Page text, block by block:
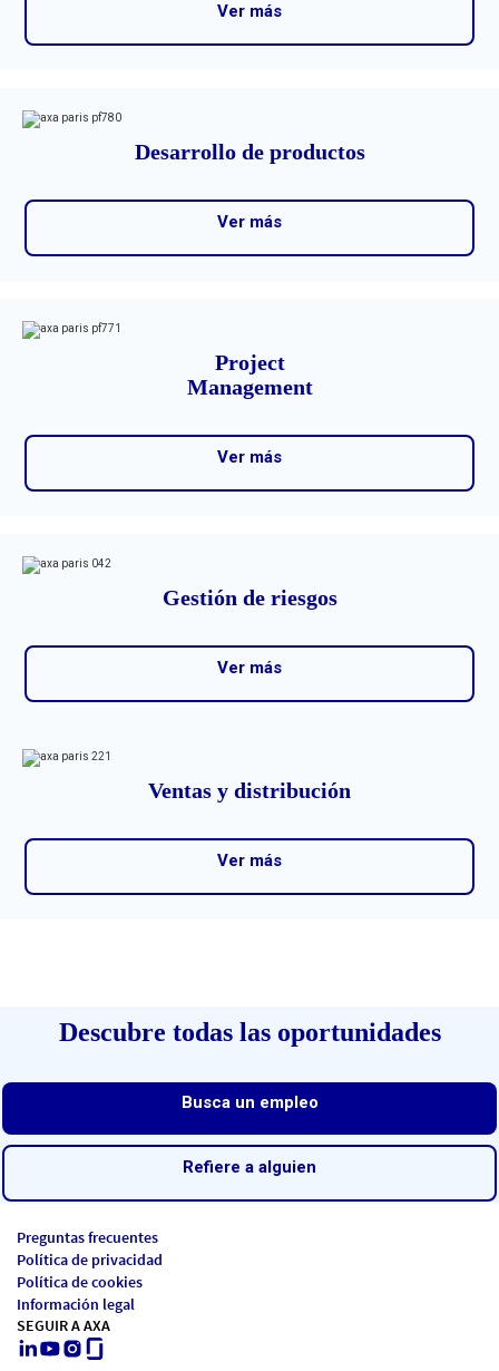
Ver más
Desarrollo de productos
Ver más
Project
Management
Ver más
Gestión de riesgos
Ver más
Ventas y distribución
Ver más
Descubre todas las oportunidades
Busca un empleo
Refiere a alguien
Preguntas frecuentes
Política de privacidad
Política de cookies
Información legal
SEGUIR A AXA
LinkedIn
Youtube
Instagram
Glassdoor